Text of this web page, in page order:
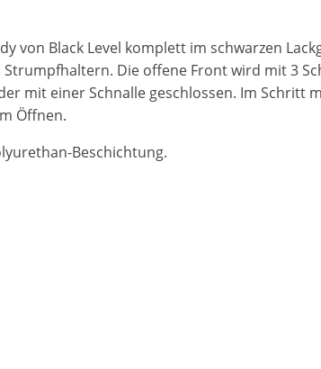
von Black Level komplett im schwarzen
Die offene Front wird mit 3
mit einer Schnalle geschlossen. Im Schritt
Öffnen.
Beschichtung.